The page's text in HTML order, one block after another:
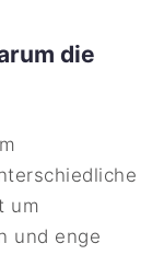
die
um
und enge